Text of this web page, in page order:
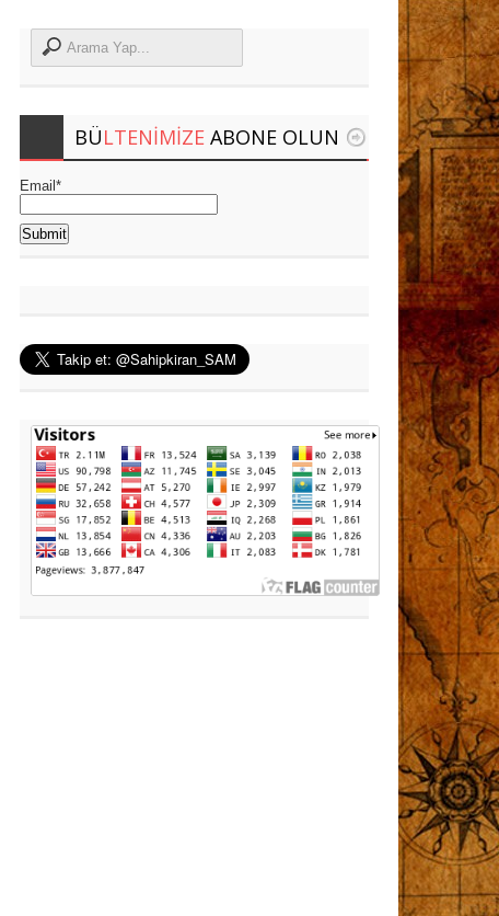
BÜLTENIMIZE ABONE OLUN
Email*